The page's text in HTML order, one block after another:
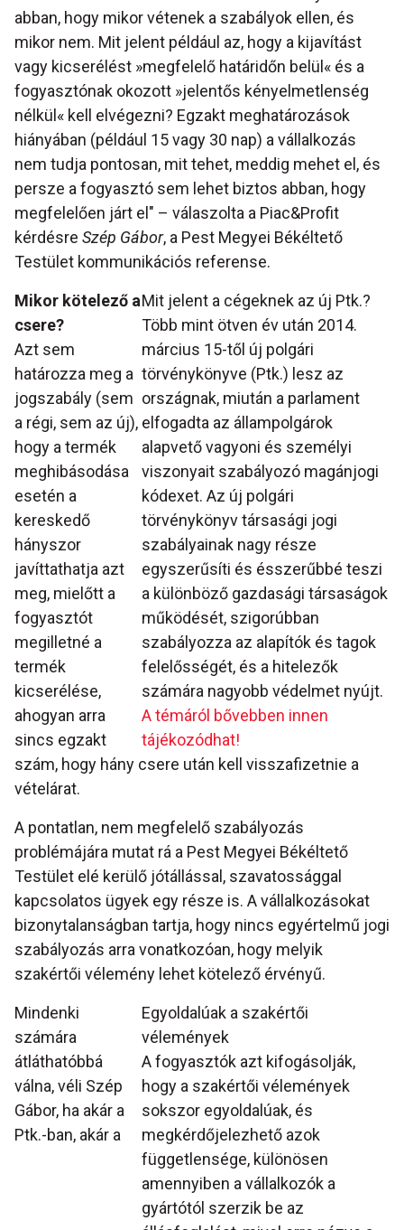
abban, hogy mikor vétenek a szabályok ellen, és
mikor nem. Mit jelent például az, hogy a kijavítást
vagy kicserélést »megfelelő határidőn belül« és a
fogyasztónak okozott »jelentős kényelmetlenség
nélkül« kell elvégezni? Egzakt meghatározások
hiányában (például 15 vagy 30 nap) a vállalkozás
nem tudja pontosan, mit tehet, meddig mehet el, és
persze a fogyasztó sem lehet biztos abban, hogy
megfelelően járt el" – válaszolta a Piac&Profit
kérdésre Szép Gábor, a Pest Megyei Békéltető
Testület kommunikációs referense.
Mit jelent a cégeknek az új Ptk.?
Több mint ötven év után 2014.
március 15-től új polgári
törvénykönyve (Ptk.) lesz az
országnak, miután a parlament
elfogadta az állampolgárok
alapvető vagyoni és személyi
viszonyait szabályozó magánjogi
kódexet. Az új polgári
törvénykönyv társasági jogi
szabályainak nagy része
egyszerűsíti és ésszerűbbé teszi
a különböző gazdasági társaságok
működését, szigorúbban
szabályozza az alapítók és tagok
felelősségét, és a hitelezők
számára nagyobb védelmet nyújt.
A témáról bővebben innen
tájékozódhat!
Mikor kötelező a
csere?
Azt sem
határozza meg a
jogszabály (sem
a régi, sem az új),
hogy a termék
meghibásodása
esetén a
kereskedő
hányszor
javíttathatja azt
meg, mielőtt a
fogyasztót
megilletné a
termék
kicserélése,
ahogyan arra
sincs egzakt
szám, hogy hány csere után kell visszafizetnie a
vételárat.
A pontatlan, nem megfelelő szabályozás
problémájára mutat rá a Pest Megyei Békéltető
Testület elé kerülő jótállással, szavatossággal
kapcsolatos ügyek egy része is. A vállalkozásokat
bizonytalanságban tartja, hogy nincs egyértelmű jogi
szabályozás arra vonatkozóan, hogy melyik
szakértői vélemény lehet kötelező érvényű.
Egyoldalúak a szakértői
vélemények
A fogyasztók azt kifogásolják,
hogy a szakértői vélemények
sokszor egyoldalúak, és
megkérdőjelezhető azok
függetlensége, különösen
amennyiben a vállalkozók a
gyártótól szerzik be az
Mindenki
számára
átláthatóbbá
válna, véli Szép
Gábor, ha akár a
Ptk.-ban, akár a